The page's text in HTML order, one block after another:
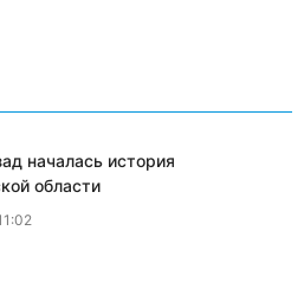
началась история
области